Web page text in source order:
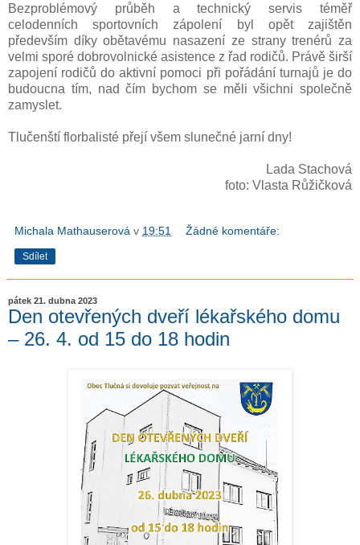
Bezproblémový průběh a technický servis téměř
celodenních sportovních zápolení byl opět zajištěn
především díky obětavému nasazení ze strany trenérů za
velmi sporé dobrovolnické asistence z řad rodičů. Právě širší
zapojení rodičů do aktivní pomoci při pořádání turnajů je do
budoucna tím, nad čím bychom se měli všichni společně
zamyslet.
Tlučenští florbalisté přejí všem slunečné jarní dny!
Lada Stachová
foto: Vlasta Růžičková
Michala Mathauserová v 19:51 Žádné komentáře:
Sdílet
pátek 21. dubna 2023
Den otevřených dveří lékařského domu
– 26. 4. od 15 do 18 hodin